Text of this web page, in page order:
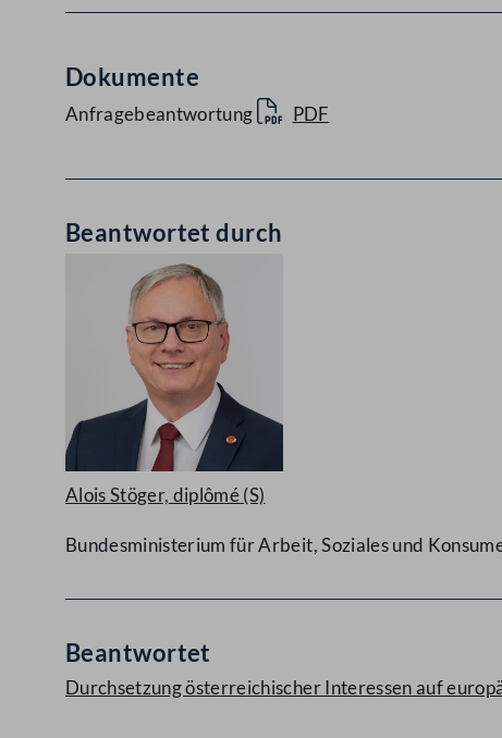
Dokumente
Anfragebeantwortung PDF
Beantwortet durch
Alois Stöger, diplômé(S)
Bundesministerium für Arbeit, Soziales und
Beantwortet
Durchsetzung österreichischer Interessen auf